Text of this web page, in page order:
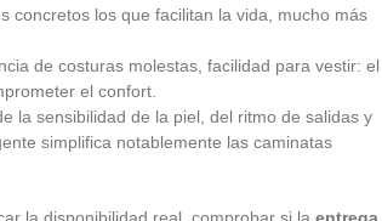
concretos los que facilitan la vida, mucho más
de costuras molestas, facilidad para vestir: el
el confort.
la sensibilidad de la piel, del ritmo de salidas y
simplifica notablemente las caminatas